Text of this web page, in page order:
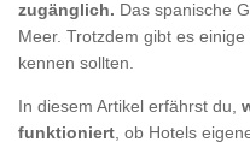
zugänglich. Das spanische
Meer. Trotzdem gibt es
kennen sollten.
In diesem Artikel erfährst du,
funktioniert , ob Hotels